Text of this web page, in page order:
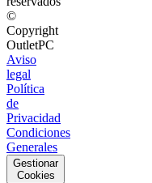
©
Copyright
OutletPC
Aviso
legal
Política
de
Privacidad
Condiciones
Generales
Gestionar
Cookies